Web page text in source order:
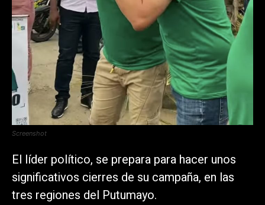
Screenshot
El líder político, se prepara para hacer unos
significativos cierres de su campaña, en las
tres regiones del Putumayo.